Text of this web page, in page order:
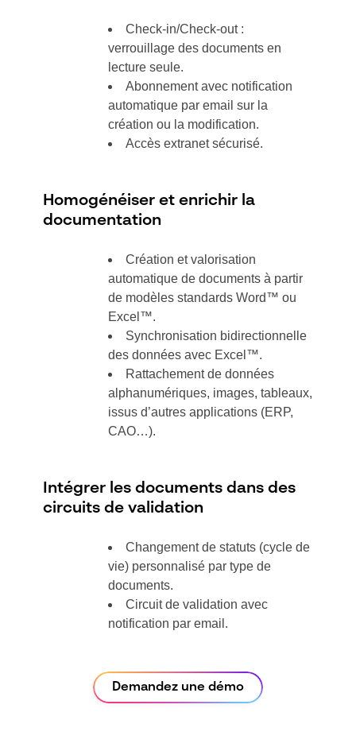
Check-in/Check-out :
verrouillage des documents en
lecture seule.
Abonnement avec notification
automatique par email sur la
création ou la modification.
Accès extranet sécurisé.
Homogénéiser et enrichir la
documentation
Création et valorisation
automatique de documents à partir
de modèles standards Word™ ou
Excel™.
Synchronisation bidirectionnelle
des données avec Excel™.
Rattachement de données
alphanumériques, images, tableaux,
issus d’autres applications (ERP,
CAO…).
Intégrer les documents dans des
circuits de validation
Changement de statuts (cycle de
vie) personnalisé par type de
documents.
Circuit de validation avec
notification par email.
Demandez une démo